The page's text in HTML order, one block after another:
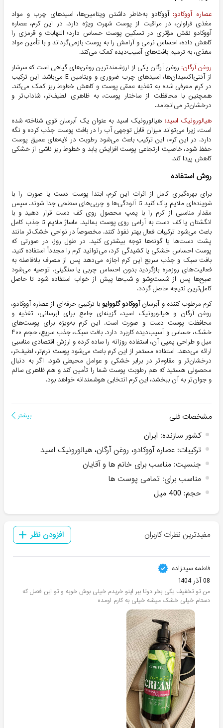
عصاره آووکادو: آووکادو به‌خاطر داشتن ویتامین‌ها، اسیدهای چرب و مواد
مغذی فراوان، در مراقبت از پوست شهرت ویژه دارد. در این کرم، عصاره
آووکادو نقش مؤثری در تسکین پوست حساس دارد؛ التهابات و قرمزی را
کاهش داده، احساس نرمی و آرامش را به پوست بازمی‌گرداند و با تأمین مواد
مغذی، به ترمیم بافت‌های آسیب‌دیده کمک می‌کند.
روغن آرگان: روغن آرگان یکی از ارزشمندترین روغن‌های گیاهی است که سرشار
از آنتی‌اکسیدان‌ها، اسیدهای چرب ضروری و ویتامین E می‌باشد. این ترکیب
در کرم معرفی شده به تغذیه عمقی پوست و کاهش خطوط ریز کمک می‌کند.
همچنین با محافظت از ساختار پوست، به ظاهری لطیف‌تر، شاداب‌تر و
درخشان‌تر می‌انجامد.
هیالورونیک اسید: هیالورونیک اسید به عنوان یک آبرسان قوی شناخته شده
است، زیرا می‌تواند میزان قابل توجهی آب را در بافت پوست جذب کرده و نگه
دارد. در این کرم، این ترکیب باعث می‌شود رطوبت در لایه‌های عمیق پوست
حفظ شود، خاصیت ارتجاعی پوست افزایش یابد و خطوط ریز ناشی از خشکی
کاهش پیدا کند.
روش استفاده
برای بهره‌گیری کامل از اثرات این کرم، ابتدا پوست دست یا صورت را با
شوینده‌ای ملایم پاک کنید تا آلودگی‌ها و چربی‌های سطحی جدا شوند. سپس
مقدار مناسبی از کرم را با پمپ محصول روی کف دست قرار دهید و با
انگشتان یا کف دست به آرامی روی پوست بمالید. ماساژ ملایم تا جذب کامل
باعث می‌شود ترکیبات فعال بهتر نفوذ کنند. مخصوصاً در نواحی خشک‌تر مانند
پشت دست‌ها یا گونه‌ها توجه بیشتری کنید. در طول روز، در صورتی که
پوست احساس خشکی یا کشیدگی کرد، می‌توانید کرم را مجدداً استفاده کنید.
بافت سبک و جذب سریع این کرم اجازه می‌دهد پس از مصرف بلافاصله به
فعالیت‌های روزمره بازگردید بدون احساس چربی یا سنگینی. توصیه می‌شود
صبح‌ها پس از شست‌وشو و شب‌ها پیش از خواب استفاده شود تا حاصل
کامل‌ترین نتیجه حاصل گردد.
کرم مرطوب کننده و آبرسان آووکادو گلووایو با ترکیبی حرفه‌ای از عصاره آووکادو،
روغن آرگان و هیالورونیک اسید، گزینه‌ای جامع برای آبرسانی، تغذیه و
محافظت پوست دست و صورت است. این کرم به‌ویژه برای پوست‌های
خشک، حساس و آسیب‌دیده کاربرد دارد. بافت سبک، جذب سریع، حجم ۴۰۰
میل و طراحی پمپی آن، استفاده روزانه را ساده کرده و ارزش اقتصادی مناسبی
ارائه می‌دهد. استفاده مستمر از این کرم باعث می‌شود پوست نرم‌تر، لطیف‌تر،
درخشان‌تر و مقاوم‌تر در برابر خشکی و عوامل محیطی شود. اگر به دنبال
محصولی هستید که هم رطوبت پوست شما را تأمین کند و هم ظاهری سالم
و جوان‌تر به آن ببخشد، این کرم انتخابی هوشمندانه خواهد بود.
مشخصات فنی بیشتر
کشور سازنده: ایران
ترکیبات: عصاره آووکادو، روغن آرگان، هیالورونیک اسید
جنسیت: مناسب برای خانم ها و آقایان
مناسب برای: تمامی پوست ها
حجم: 400 میل
مفیدترین نظرات کاربران افزودن نظر
فاطمه سیدزاده
08 آذر 1404
من تو تخفیف یکی بخر دوتا ببر اینو خریدم خیلی بوش خوبه و تو این فصل که
دستام خیلی خشک میشه خیلی به کارم اومده